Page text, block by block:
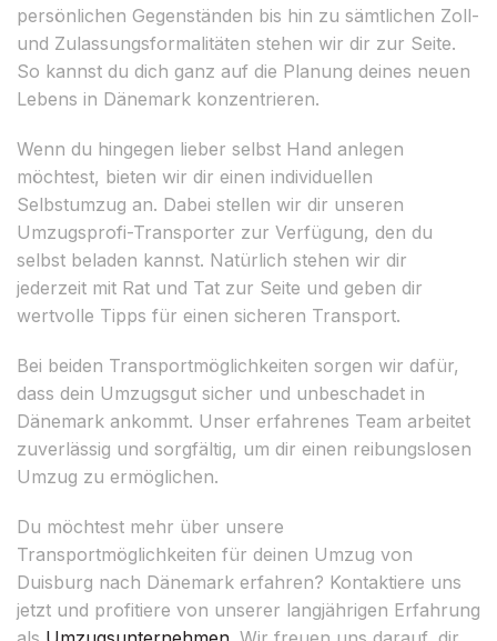
persönlichen Gegenständen bis hin zu sämtlichen Zoll-
und Zulassungsformalitäten stehen wir dir zur Seite.
So kannst du dich ganz auf die Planung deines neuen
Lebens in Dänemark konzentrieren.
Wenn du hingegen lieber selbst Hand anlegen
möchtest, bieten wir dir einen individuellen
Selbstumzug an. Dabei stellen wir dir unseren
Umzugsprofi-Transporter zur Verfügung, den du
selbst beladen kannst. Natürlich stehen wir dir
jederzeit mit Rat und Tat zur Seite und geben dir
wertvolle Tipps für einen sicheren Transport.
Bei beiden Transportmöglichkeiten sorgen wir dafür,
dass dein Umzugsgut sicher und unbeschadet in
Dänemark ankommt. Unser erfahrenes Team arbeitet
zuverlässig und sorgfältig, um dir einen reibungslosen
Umzug zu ermöglichen.
Du möchtest mehr über unsere
Transportmöglichkeiten für deinen Umzug von
Duisburg nach Dänemark erfahren? Kontaktiere uns
jetzt und profitiere von unserer langjährigen Erfahrung